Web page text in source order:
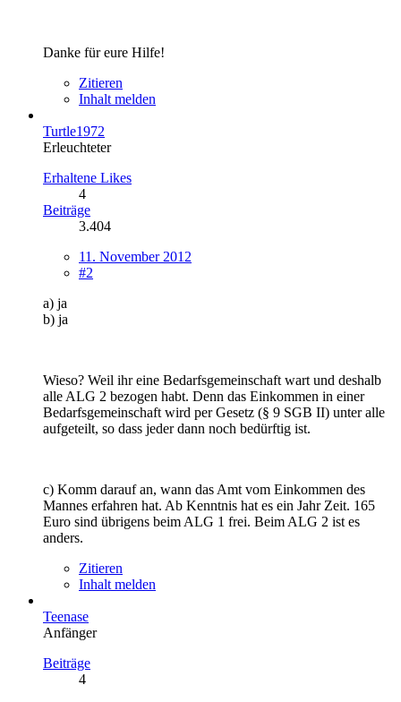
Danke für eure Hilfe!
Zitieren
Inhalt melden
Turtle1972
Erleuchteter
Erhaltene Likes
4
Beiträge
3.404
11. November 2012
#2
a) ja
b) ja
Wieso? Weil ihr eine Bedarfsgemeinschaft wart und deshalb
alle ALG 2 bezogen habt. Denn das Einkommen in einer
Bedarfsgemeinschaft wird per Gesetz (§ 9 SGB II) unter alle
aufgeteilt, so dass jeder dann noch bedürftig ist.
c) Komm darauf an, wann das Amt vom Einkommen des
Mannes erfahren hat. Ab Kenntnis hat es ein Jahr Zeit. 165
Euro sind übrigens beim ALG 1 frei. Beim ALG 2 ist es
anders.
Zitieren
Inhalt melden
Teenase
Anfänger
Beiträge
4